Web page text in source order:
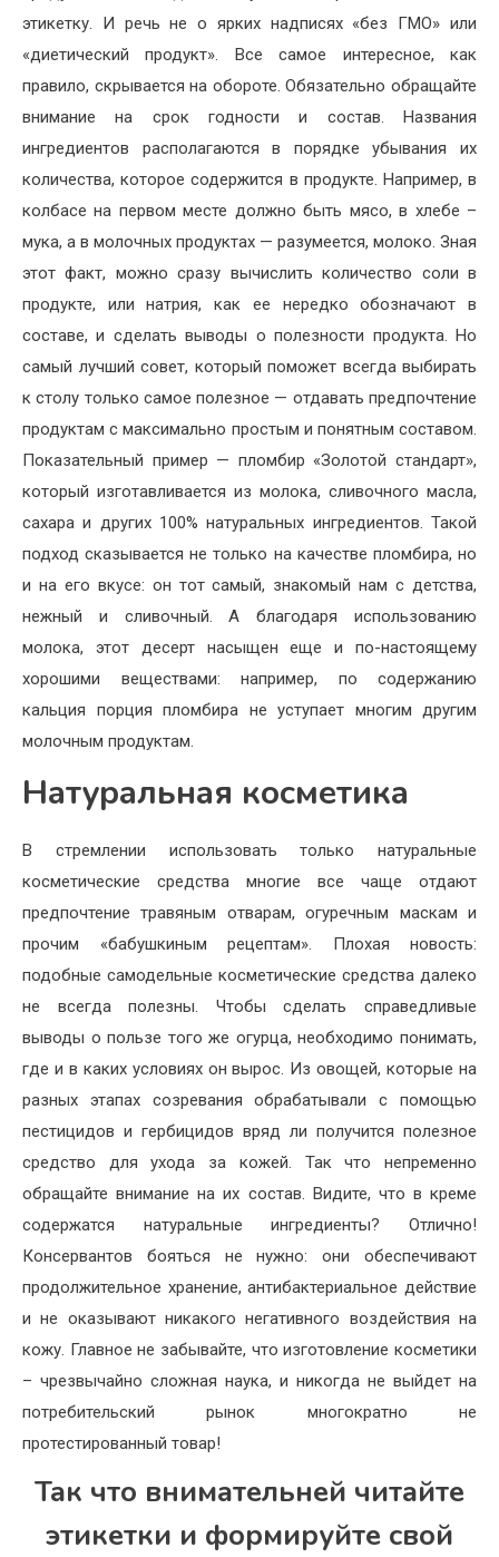
этикетку. И речь не о ярких надписях «без ГМО» или
«диетический продукт». Все самое интересное, как
правило, скрывается на обороте. Обязательно обращайте
внимание на срок годности и состав. Названия
ингредиентов располагаются в порядке убывания их
количества, которое содержится в продукте. Например, в
колбасе на первом месте должно быть мясо, в хлебе –
мука, а в молочных продуктах — разумеется, молоко. Зная
этот факт, можно сразу вычислить количество соли в
продукте, или натрия, как ее нередко обозначают в
составе, и сделать выводы о полезности продукта. Но
самый лучший совет, который поможет всегда выбирать
к столу только самое полезное — отдавать предпочтение
продуктам с максимально простым и понятным составом.
Показательный пример — пломбир «Золотой стандарт»,
который изготавливается из молока, сливочного масла,
сахара и других 100% натуральных ингредиентов. Такой
подход сказывается не только на качестве пломбира, но
и на его вкусе: он тот самый, знакомый нам с детства,
нежный и сливочный. А благодаря использованию
молока, этот десерт насыщен еще и по-настоящему
хорошими веществами: например, по содержанию
кальция порция пломбира не уступает многим другим
молочным продуктам.
Натуральная косметика
В стремлении использовать только натуральные
косметические средства многие все чаще отдают
предпочтение травяным отварам, огуречным маскам и
прочим «бабушкиным рецептам». Плохая новость:
подобные самодельные косметические средства далеко
не всегда полезны. Чтобы сделать справедливые
выводы о пользе того же огурца, необходимо понимать,
где и в каких условиях он вырос. Из овощей, которые на
разных этапах созревания обрабатывали с помощью
пестицидов и гербицидов вряд ли получится полезное
средство для ухода за кожей. Так что непременно
обращайте внимание на их состав. Видите, что в креме
содержатся натуральные ингредиенты? Отлично!
Консервантов бояться не нужно: они обеспечивают
продолжительное хранение, антибактериальное действие
и не оказывают никакого негативного воздействия на
кожу. Главное не забывайте, что изготовление косметики
– чрезвычайно сложная наука, и никогда не выйдет на
потребительский рынок многократно не
протестированный товар!
Так что внимательней читайте
этикетки и формируйте свой